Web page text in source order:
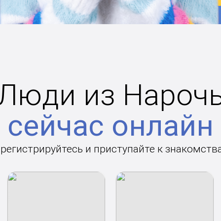
из
сейчас онлайн
и приступайте к